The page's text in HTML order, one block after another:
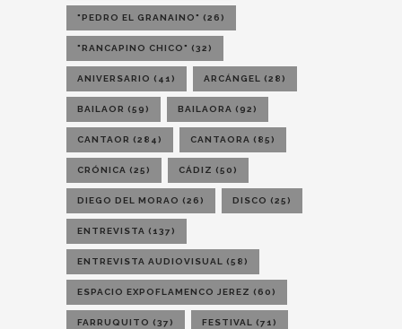
"PEDRO EL GRANAINO" (26)
"RANCAPINO CHICO" (32)
ANIVERSARIO (41) ARCÁNGEL (28)
BAILAOR (59) BAILAORA (92)
CANTAOR (284) CANTAORA (85)
CRÓNICA (25) CÁDIZ (50)
DIEGO DEL MORAO (26) DISCO (25)
ENTREVISTA (137)
ENTREVISTA AUDIOVISUAL (58)
ESPACIO EXPOFLAMENCO JEREZ (60)
FARRUQUITO (37) FESTIVAL (71)